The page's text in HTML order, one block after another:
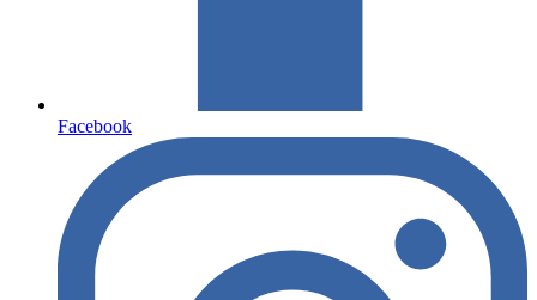
Facebook